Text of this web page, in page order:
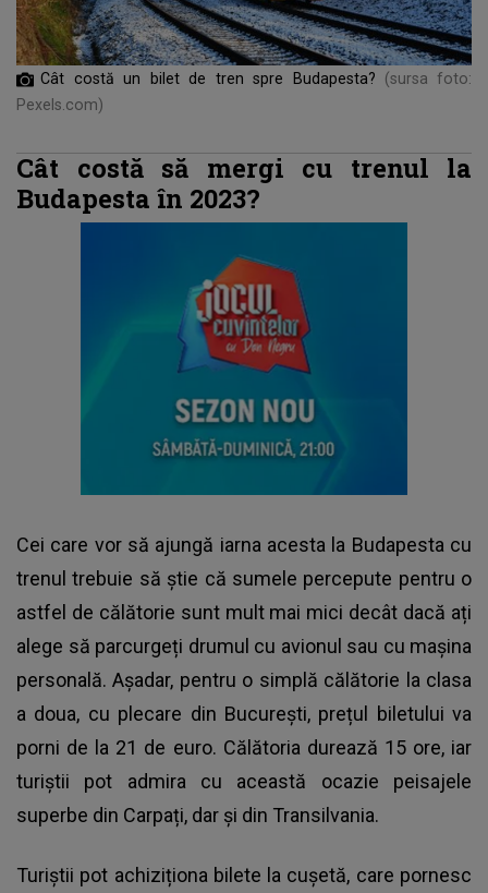
Cât costă un bilet de tren spre Budapesta?
(sursa foto:
Pexels.com)
Cât costă să mergi cu trenul la
Budapesta în 2023?
Cei care vor să ajungă iarna acesta la Budapesta cu
trenul trebuie să știe că sumele percepute pentru o
astfel de călătorie sunt mult mai mici decât dacă ați
alege să parcurgeți drumul cu avionul sau cu mașina
personală. Așadar, pentru o simplă călătorie la clasa
a doua, cu plecare din București, prețul biletului va
porni de la 21 de euro. Călătoria durează 15 ore, iar
turiștii pot admira cu această ocazie peisajele
superbe din Carpați, dar și din Transilvania.
Turiștii pot achiziționa bilete la cușetă, care pornesc